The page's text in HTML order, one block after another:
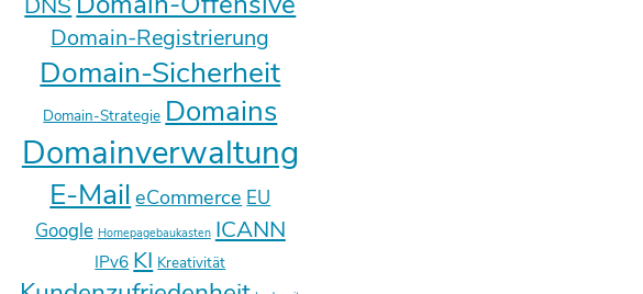
Domain-Registrierung
Domain-Sicherheit
Domain-Strategie Domains
Domainverwaltung
E-Mail eCommerce EU
Google Homepagebaukasten ICANN
IPv6 KI Kreativität